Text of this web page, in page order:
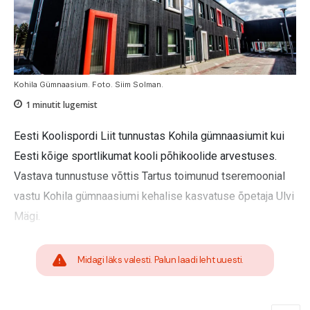
Kohila Gümnaasium. Foto. Siim Solman.
1 minutit lugemist
Eesti Koolispordi Liit tunnustas Kohila gümnaasiumit kui
Eesti kõige sportlikumat kooli põhikoolide arvestuses.
Vastava tunnustuse võttis Tartus toimunud tseremoonial
vastu Kohila gümnaasiumi kehalise kasvatuse õpetaja Ulvi
Mägi.
Midagi läks valesti. Palun laadi leht uuesti.